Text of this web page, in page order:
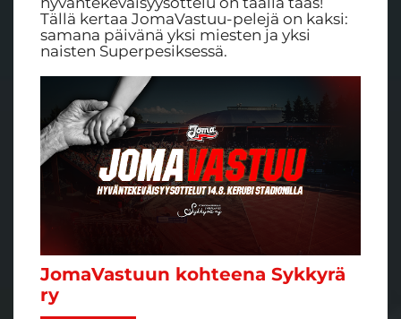
Tällä kertaa JomaVastuu-pelejä on kaksi:
samana päivänä yksi miesten ja yksi
naisten Superpesiksessä.
JomaVastuun kohteena Sykkyrä
ry